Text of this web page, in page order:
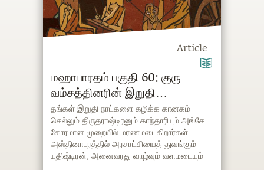
Article
மஹாபாரதம் பகுதி 60: குரு
வம்சத்தினரின் இறுதி
அத்தியாயம்
தங்கள் இறுதி நாட்களை கழிக்க கானகம்
செல்லும் திருதராஷ்டிரனும் காந்தாரியும் அங்கே
கோரமான முறையில் மரணமடைகிறார்கள்.
அஸ்தினாபுரத்தில் அரசாட்சியைத் துவங்கும்
யுதிஷ்டிரன், அனைவரது வாழ்வும் வளமடையும்